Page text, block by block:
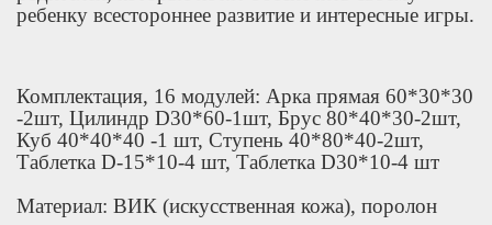
ребенку всестороннее развитие и интересные игры.
Комплектация, 16 модулей: Арка прямая 60*30*30
-2шт, Цилиндр D30*60-1шт, Брус 80*40*30-2шт,
Куб 40*40*40 -1 шт, Ступень 40*80*40-2шт,
Таблетка D-15*10-4 шт, Таблетка D30*10-4 шт
Материал: ВИК (искусственная кожа), поролон